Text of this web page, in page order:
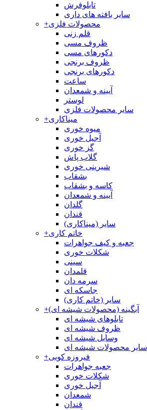
تابلوفرش
سایر بافته های داری
+محصولات فلزی
قلم زنی
ظروف مسی
دکورهای مسی
ظروف برنجی
دکورهای برنجی
ساعت
آیینه و شمعدان
لوستر
سایر محصولات فلزی
+میناکاری
میوه خوری
آجیل خوری
گز خوری
گلاب پاش
شیرینی خوری
بشقاب
کاسه و بشقاب
آیینه و شمعدان
گلدان
قندان
سایر (میناکاری)
+خاتم کاری
جعبه و کیف جواهرات
شکلات خوری
سینی
قلمدان
سرمه دان
جاسکه ای
سایر (خاتم کاری)
+آبگینه (محصولات شیشه ای)
تابلوهای شیشه ای
ظروف شیشه ای
وسایل شیشه ای
سایر محصولات شیشه ای
+فیروزه کوبی
جعبه جواهرات
شکلات خوری
آجیل خوری
شمعدان
قندان